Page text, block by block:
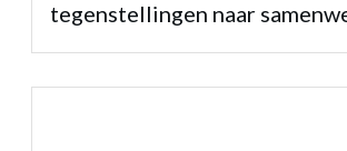
tegenstellingen naar